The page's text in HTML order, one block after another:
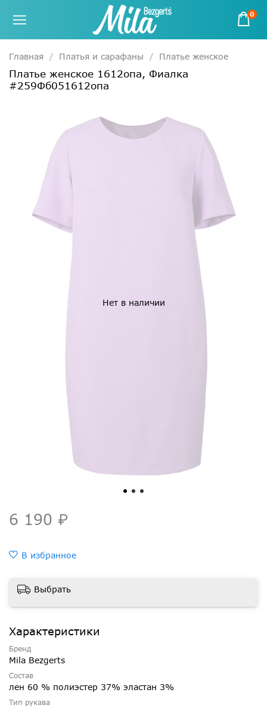
0
Главная Платья и сарафаны Платье женское
Платье женское 1612опа, Фиалка
#259Фб051612опа
Нет в наличии
6 190 ₽
В избранное
Выбрать
Характеристики
Бренд
Mila Bezgerts
Состав
лен 60 % полиэстер 37% эластан 3%
Тип рукава